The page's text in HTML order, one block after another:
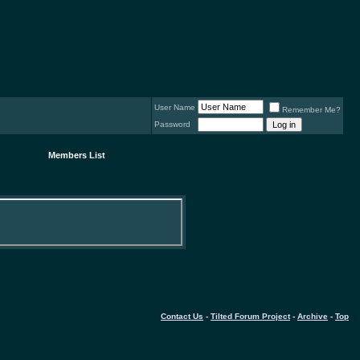
User Name
Remember Me?
Password
Members List
Contact Us - Tilted Forum Project- Archive - Top